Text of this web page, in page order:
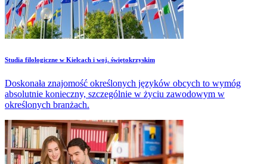
Studia filologiczne w Kielcach i woj. świętokrzyskim
Doskonała znajomość określonych języków obcych to wymóg
absolutnie konieczny, szczególnie w życiu zawodowym w
określonych branżach.